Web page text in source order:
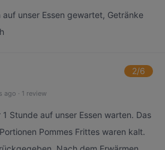
auf unser Essen gewartet, Getränke
2/6
ago · 1 review
Stunde auf unser Essen warten. Das
Pommes Frittes waren kalt.